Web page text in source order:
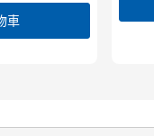
車